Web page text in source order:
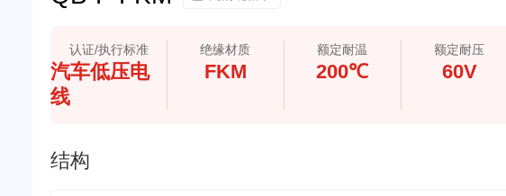
认证/执行标准
汽车低压电
线
绝缘材质
FKM
额定耐温
200℃
额定耐压
60V
结构